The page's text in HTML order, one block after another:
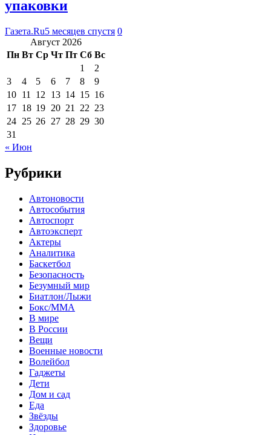
упаковки
Газета.Ru5 месяцев спустя 0
Август 2026
Пн Вт Ср Чт Пт Сб Вс
1
2
3
4 5 6 7 8
9
10 11 12 13 14 15 16
17 18 19 20 21 22 23
24 25 26 27 28 29 30
31
« Июн
Рубрики
Автоновости
Автособытия
Автоспорт
Автоэксперт
Актеры
Аналитика
Баскетбол
Безопасность
Безумный мир
Биатлон/Лыжи
Бокс/MMA
В мире
В России
Вещи
Военные новости
Волейбол
Гаджеты
Дети
Дом и сад
Еда
Звёзды
Здоровье